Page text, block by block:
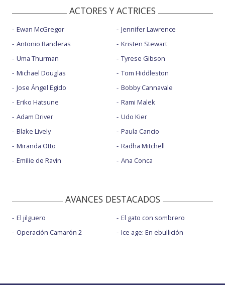
ACTORES Y ACTRICES
Ewan McGregor
Antonio Banderas
Uma Thurman
Michael Douglas
Jose Ángel Egido
Eriko Hatsune
Adam Driver
Blake Lively
Miranda Otto
Emilie de Ravin
Jennifer Lawrence
Kristen Stewart
Tyrese Gibson
Tom Hiddleston
Bobby Cannavale
Rami Malek
Udo Kier
Paula Cancio
Radha Mitchell
Ana Conca
AVANCES DESTACADOS
El jilguero
Operación Camarón 2
El gato con sombrero
Ice age: En ebullición